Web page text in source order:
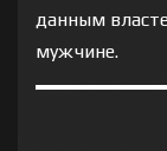
данным
мужчине.